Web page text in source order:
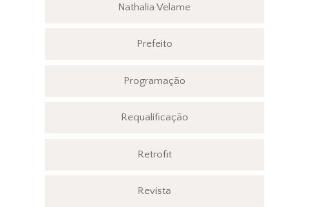
Nathalia Velame
Prefeito
Programação
Requalificação
Retrofit
Revista